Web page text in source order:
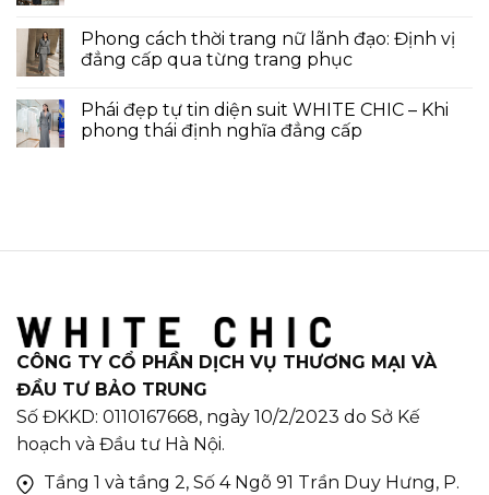
Phong cách thời trang nữ lãnh đạo: Định vị
đẳng cấp qua từng trang phục
Phái đẹp tự tin diện suit WHITE CHIC – Khi
phong thái định nghĩa đẳng cấp
CÔNG TY CỔ PHẦN DỊCH VỤ THƯƠNG MẠI VÀ
ĐẦU TƯ BẢO TRUNG
Số ĐKKD: 0110167668, ngày 10/2/2023 do Sở Kế
hoạch và Đầu tư Hà Nội.
Tầng 1 và tầng 2, Số 4 Ngõ 91 Trần Duy Hưng, P.